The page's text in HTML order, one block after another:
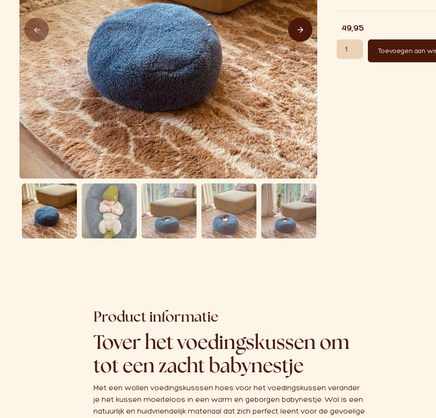
€49,95
Wollen Voedingskusssenhoes
Toevoegen aan
Product informatie
Tover het voedingskussen om
tot een zacht babynestje
Met een wollen voedingskusssen hoes voor het voedingskussen verander
je het kussen moeiteloos in een warm en geborgen babynestje. Wol is een
natuurlijk en huidvriendelijk materiaal dat zich perfect leent voor de gevoelige